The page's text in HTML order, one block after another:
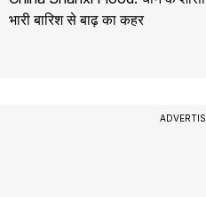
भारी बारिश से बाढ़ का कहर